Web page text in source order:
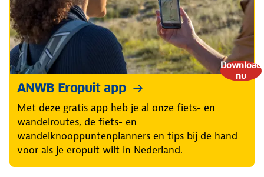
Download
nu
ANWB Eropuit app
Met deze gratis app heb je al onze fiets- en
wandelroutes, de fiets- en
wandelknooppuntenplanners en tips bij de hand
voor als je eropuit wilt in Nederland.